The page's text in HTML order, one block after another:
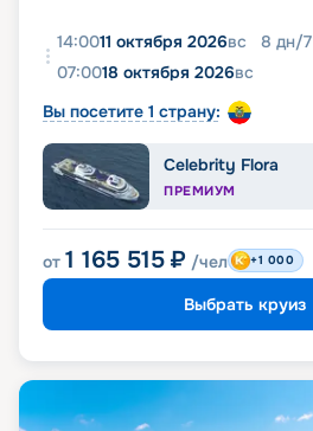
14:0011 октября 2026вс 8 дн/7
07:0018 октября 2026вс
Вы посетите 1 страну:
Celebrity Flora
ПРЕМИУМ
от 1 165 515 ₽ /чел +1 000
Выбрать круиз